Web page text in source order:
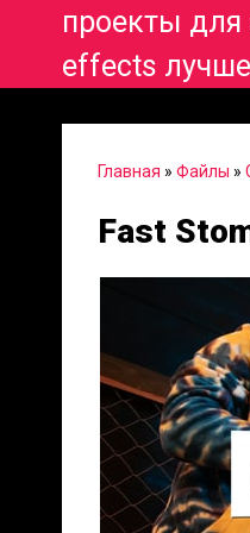
проекты для
effects
Главная » Файлы »
Fast